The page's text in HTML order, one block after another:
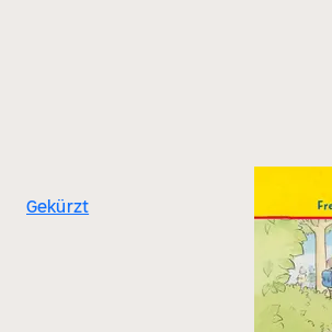
Gekürzt